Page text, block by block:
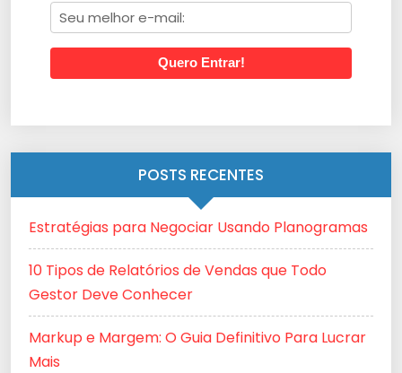
Quero Entrar!
POSTS RECENTES
Estratégias para Negociar Usando Planogramas
10 Tipos de Relatórios de Vendas que Todo
Gestor Deve Conhecer
Markup e Margem: O Guia Definitivo Para Lucrar
Mais